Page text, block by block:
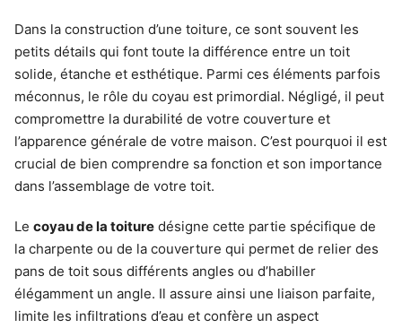
Dans la construction d’une toiture, ce sont souvent les
petits détails qui font toute la différence entre un toit
solide, étanche et esthétique. Parmi ces éléments parfois
méconnus, le rôle du coyau est primordial. Négligé, il peut
compromettre la durabilité de votre couverture et
l’apparence générale de votre maison. C’est pourquoi il est
crucial de bien comprendre sa fonction et son importance
dans l’assemblage de votre toit.
Le coyau de la toiture désigne cette partie spécifique de
la charpente ou de la couverture qui permet de relier des
pans de toit sous différents angles ou d’habiller
élégamment un angle. Il assure ainsi une liaison parfaite,
limite les infiltrations d’eau et confère un aspect